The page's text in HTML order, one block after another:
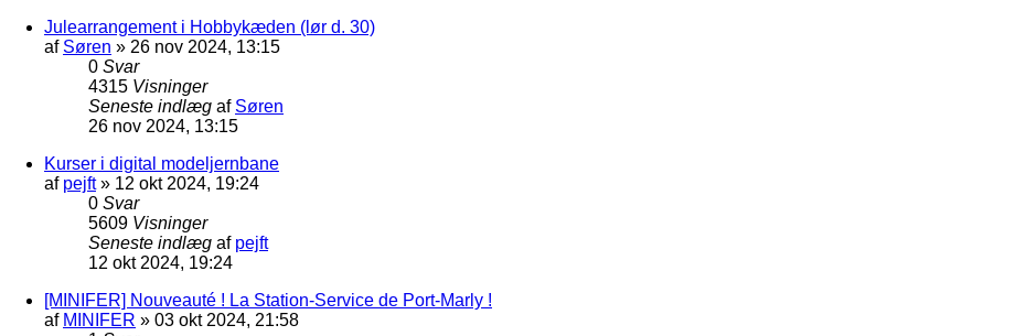
Julearrangement i Hobbykæden (lør d. 30)
af Søren » 26 nov 2024, 13:15
0 Svar
4315 Visninger
Seneste indlæg af Søren
26 nov 2024, 13:15
Kurser i digital modeljernbane
af pejft» 12 okt 2024, 19:24
0 Svar
5609 Visninger
Seneste indlæg af pejft
12 okt 2024, 19:24
[MINIFER] Nouveauté ! La Station-Service de Port-Marly !
af MINIFER » 03 okt 2024, 21:58